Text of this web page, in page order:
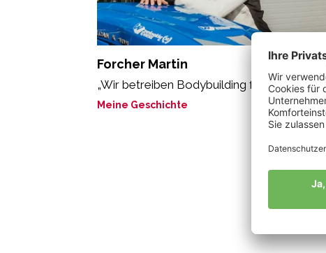
Forcher Martin
„Wir betreiben Bodybuilding für Nützlinge!“
Meine Geschichte